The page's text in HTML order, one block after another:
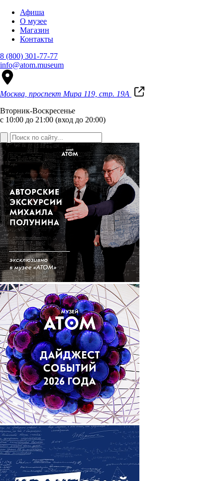
Афиша
О музее
Магазин
Контакты
8 (800) 301-77-77
info@atom.museum
Москва, проспект Мира 119, стр. 19А
Вторник-Воскресенье
с 10:00 до 21:00 (вход до 20:00)